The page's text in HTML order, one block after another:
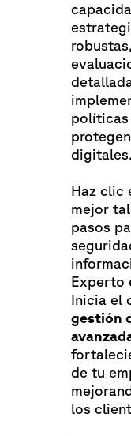
políticas
digitales.
Haz clic
mejor
pasos
Experto
Inicia el
gestión
de tu
los